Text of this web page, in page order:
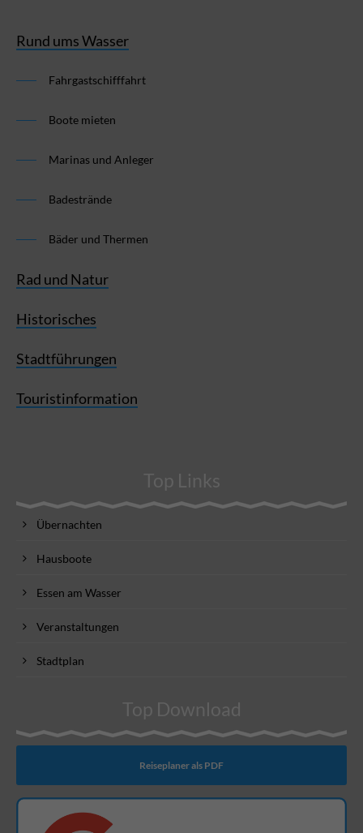
Rund ums Wasser
Fahrgastschifffahrt
Boote mieten
Marinas und Anleger
Badestrände
Bäder und Thermen
Rad und Natur
Historisches
Stadtführungen
Touristinformation
Top Links
Übernachten
Hausboote
Essen am Wasser
Veranstaltungen
Stadtplan
Top Download
Reiseplaner als PDF